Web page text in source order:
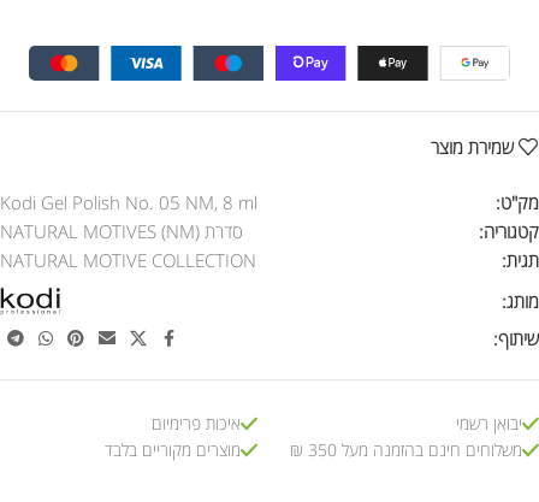
שמירת מוצר
מק"ט:
Kodi Gel Polish No. 05 NM, 8 ml
קטגוריה:
סדרת NATURAL MOTIVES (NM)
תגית:
NATURAL MOTIVE COLLECTION
מותג:
שיתוף:
יבואן רשמי
משלוחים חינם בהזמנה מעל 350 ₪
איכות פרימיום
מוצרים מקוריים בלבד